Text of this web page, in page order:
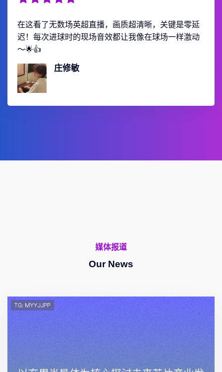
在这看了无数场英超直播，画质超清晰，关键是零延
迟！每次进球时的现场音效都让我像在球场一样激动
～🌟👍
庄修敏
媒体报道
Our News